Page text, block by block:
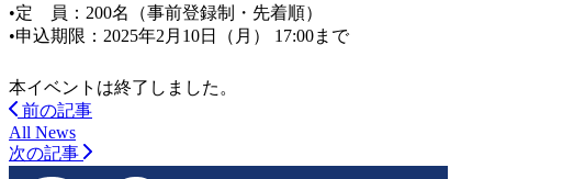
•定 員：200名（事前登録制・先着順）
•申込期限：2025年2月10日（月） 17:00まで
本イベントは終了しました。
前の記事
All News
次の記事